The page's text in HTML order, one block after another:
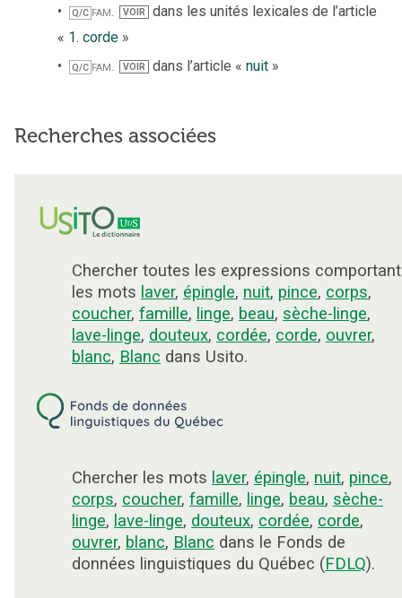
Q/C fam. VOIR
dans les unités lexicales de l’article
« 1. corde »
Q/C fam. VOIR dans l’article «nuit »
Recherches associées
Chercher toutes les expressions comportant
les mots laver, épingle, nuit, pince, corps,
coucher, famille, linge, beau, sèche-linge,
lave-linge, douteux, cordée, corde, ouvrer,
blanc, Blanc dans Usito.
Chercher les mots laver, épingle, nuit, pince,
corps, coucher, famille, linge, beau, sèche-
linge, lave-linge, douteux, cordée, corde,
ouvrer, blanc, Blanc dans le Fonds de
données linguistiques du Québec (FDLQ).